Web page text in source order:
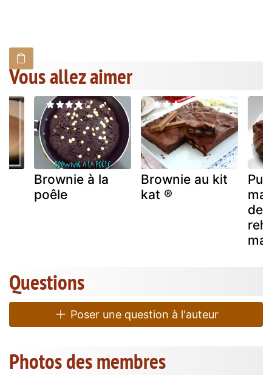
Vous allez aimer
Brownie à la
poêle
Brownie au kit
kat ®
de
Questions
Poser une question à l'auteur
Photos des membres